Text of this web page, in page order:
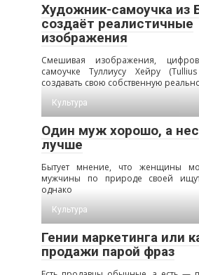
Художник-самоучка из
создаёт реалистичные
изображения
Смешивая изображения,
самоучке Туллиусу Хейру
создавать свою собственную
Культура
Один муж хорошо, а
лучше
Бытует мнение, что женщины
мужчины по природе своей
однако
Культура
Гении маркетинга или
продажи парой фраз